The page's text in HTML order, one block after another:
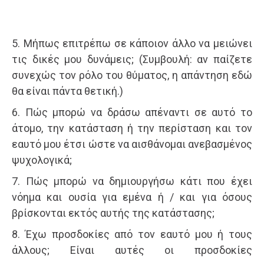
5. Μήπως επιτρέπω σε κάποιον άλλο να μειώνει
τις δικές μου δυνάμεις; (Συμβουλή: αν παίζετε
συνεχώς τον ρόλο του θύματος, η απάντηση εδώ
θα είναι πάντα θετική.)
6. Πώς μπορώ να δράσω απέναντι σε αυτό το
άτομο, την κατάσταση ή την περίσταση και τον
εαυτό μου έτσι ώστε να αισθάνομαι ανεβασμένος
ψυχολογικά;
7. Πώς μπορώ να δημιουργήσω κάτι που έχει
νόημα και ουσία για εμένα ή / και για όσους
βρίσκονται εκτός αυτής της κατάστασης;
8. Έχω προσδοκίες από τον εαυτό μου ή τους
άλλους; Είναι αυτές οι προσδοκίες